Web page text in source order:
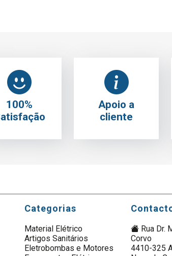
100%
Apoio a
cliente
Categorias
Material Elétrico
Artigos Sanitários
Eletrobombas e Motores
Rua Dr.
Corvo
4410-325